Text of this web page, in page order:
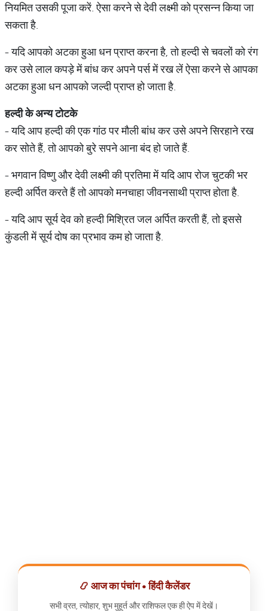
नियमित उसकी पूजा करें. ऐसा करने से देवी लक्ष्मी को प्रसन्न किया जा
सकता है.
- यदि आपको अटका हुआ धन प्राप्त करना है, तो हल्दी से चवलों को रंग
कर उसे लाल कपड़े में बांध कर अपने पर्स में रख लें ऐसा करने से आपका
अटका हुआ धन आपको जल्दी प्राप्त हो जाता है.
हल्दीकेअन्यटोटके
- यदि आप हल्दी की एक गांठ पर मौली बांध कर उसे अपने सिरहाने रख
कर सोते हैं, तो आपको बुरे सपने आना बंद हो जाते हैं.
- भगवान विष्णु और देवी लक्ष्‍मी की प्रतिमा में यदि आप रोज चुटकी भर
हल्दी अर्पित करते हैं तो आपको मनचाहा जीवनसाथी प्राप्त होता है.
- यदि आप सूर्य देव को हल्दी मिश्रित जल अर्पित करती हैं, तो इससे
कुंडली में सूर्य दोष का प्रभाव कम हो जाता है.
📿 आज का पंचांग • हिंदी कैलेंडर
सभी व्रत, त्योहार, शुभ मुहूर्त और राशिफल एक ही ऐप में देखें।